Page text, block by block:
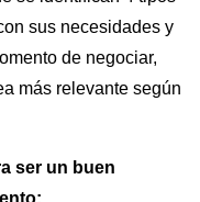
sus necesidades y
de negociar,
más relevante según
ser un buen